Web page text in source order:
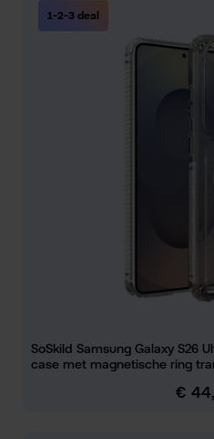
1-2-3 deal
SoSkild Samsung Galaxy S26
case met magnetische ring
Normale
€